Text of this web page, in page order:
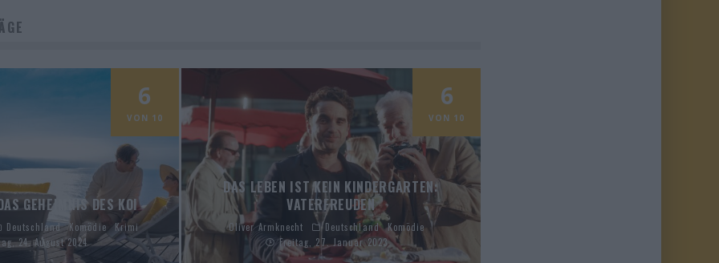
6
VON 10
GEHEIMNIS DES KOI
Deutschland Komödie
Krimi
24. August 2024
6
VON 10
DAS LEBEN IST KEIN KINDERGARTEN:
VATERFREUDEN
Oliver Armknecht Deutschland
Komödie
Freitag, 27. Januar 2023